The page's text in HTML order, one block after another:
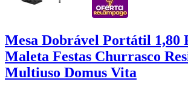
Mesa Dobrável Portátil 1,80
Maleta Festas Churrasco
Multiuso Domus Vita